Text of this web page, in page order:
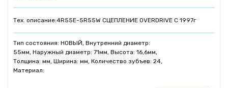
Тех. описание:4R55E-5R55W СЦЕПЛЕНИЕ OVERDRIVE C 1997г
Тип состояния: НОВЫЙ, Внутренний диаметр:
55мм, Наружный диаметр: 71мм, Высота: 16,6мм,
Толщина: мм, Ширина: мм, Количество зубъев: 24,
Материал: